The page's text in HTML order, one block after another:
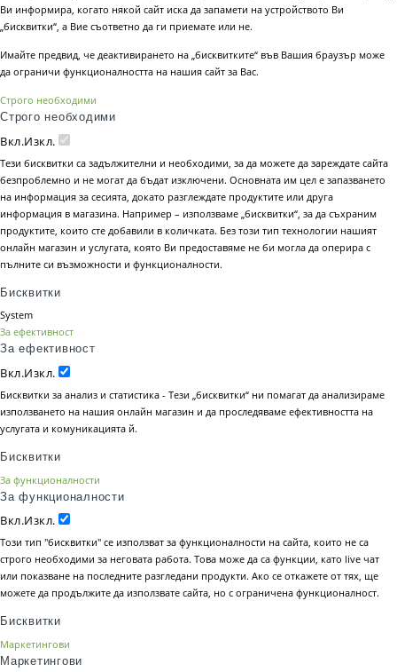
Ви информира, когато някой сайт иска да запамети на устройството Ви
„бисквитки“, а Вие съответно да ги приемате или не.
Имайте предвид, че деактивирането на „бисквитките“ във Вашия браузър може
да ограничи функционалността на нашия сайт за Вас.
Строго необходими
Строго необходими
Вкл.Изкл.
Тези бисквитки са задължителни и необходими, за да можете да зареждате сайта
безпроблемно и не могат да бъдат изключени. Основната им цел е запазването
на информация за сесията, докато разглеждате продуктите или друга
информация в магазина. Например – използваме „бисквитки“, за да съхраним
продуктите, които сте добавили в количката. Без този тип технологии нашият
онлайн магазин и услугата, която Ви предоставяме не би могла да оперира с
пълните си възможности и функционалности.
Бисквитки
System
За ефективност
За ефективност
Вкл.Изкл.
Бисквитки за анализ и статистика - Тези „бисквитки“ ни помагат да анализираме
използването на нашия онлайн магазин и да проследяваме ефективността на
услугата и комуникацията й.
Бисквитки
За функционалности
За функционалности
Вкл.Изкл.
Този тип "бисквитки" се използват за функционалности на сайта, които не са
строго необходими за неговата работа. Това може да са функции, като live чат
или показване на последните разгледани продукти. Ако се откажете от тях, ще
можете да продължите да използвате сайта, но с ограничена функционалност.
Бисквитки
Маркетингови
Маркетингови